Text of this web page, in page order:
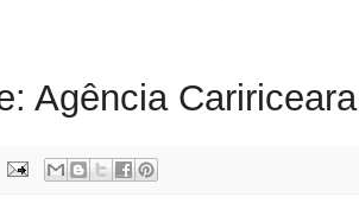
Agência Caririceara